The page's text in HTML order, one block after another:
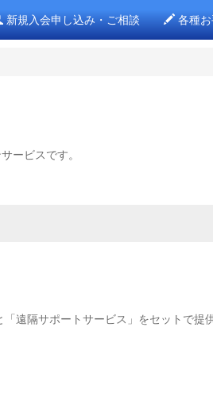
新規入会申し込み・ご相談 各種お
ービスです。
遠隔サポートサービス」をセットで